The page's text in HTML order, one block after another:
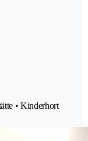
• Kinderhort